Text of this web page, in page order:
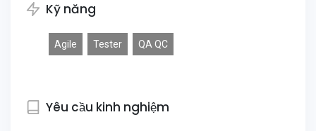
Kỹ năng
Agile Tester QA QC
Yêu cầu kinh nghiệm